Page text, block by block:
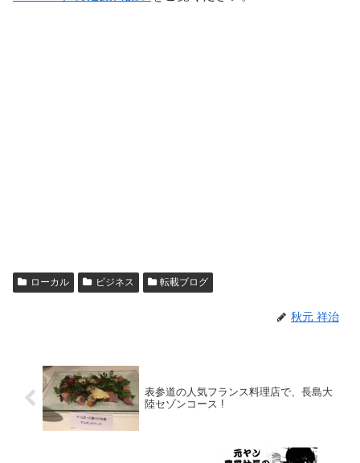
ローカル ビジネス 転載ブログ
秋元 祥治
表参道の人気フランス料理店で、長島大
陸セゾンコース !